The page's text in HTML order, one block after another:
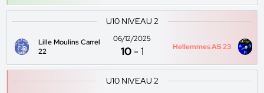
U10 NIVEAU 2
Lille Moulins Carrel
22
06/12/2025
10 -1 Hellemmes AS 23
U10 NIVEAU 2